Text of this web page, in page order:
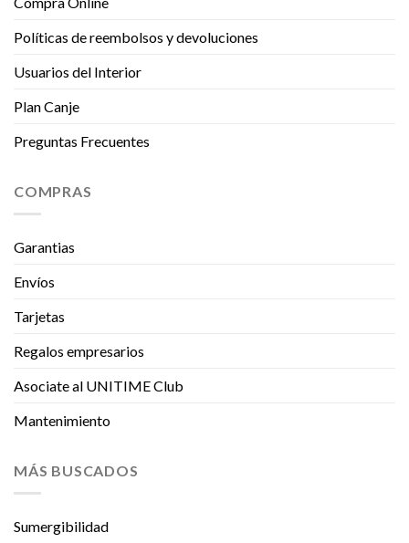
Políticas de reembolsos y devoluciones
Usuarios del Interior
Plan Canje
Preguntas Frecuentes
COMPRAS
Garantias
Envíos
Tarjetas
Regalos empresarios
Asociate al UNITIME Club
Mantenimiento
MÁS BUSCADOS
Sumergibilidad